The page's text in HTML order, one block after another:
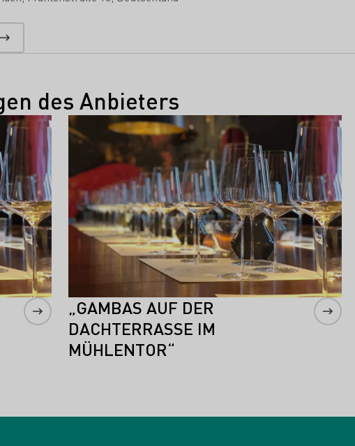
des Anbieters
„GAMBAS AUF DER
DACHTERRASSE IM
MÜHLENTOR“
Mehr erfahren